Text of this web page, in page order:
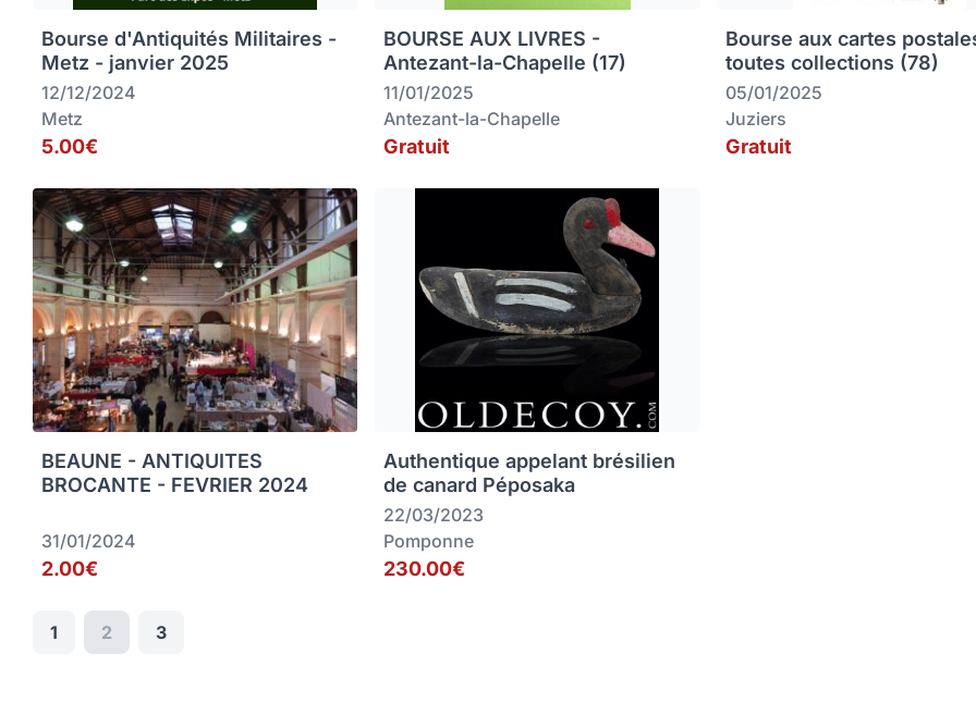
Bourse d'Antiquités Militaires -
Metz - janvier 2025
12/12/2024
Metz
5.00€
BOURSE AUX LIVRES -
Antezant-la-Chapelle (17)
11/01/2025
Antezant-la-Chapelle
Gratuit
Bourse aux cartes
toutes collections (78)
05/01/2025
Juziers
Gratuit
BEAUNE - ANTIQUITES
BROCANTE - FEVRIER 2024
31/01/2024
2.00€
Authentique appelant brésilien
de canard Péposaka
22/03/2023
Pomponne
230.00€
1 2 3